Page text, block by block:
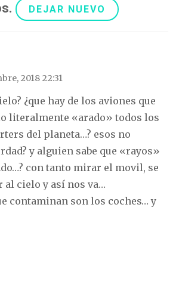
. DEJAR NUEVO
2018 22:31
¿que hay de los aviones que
literalmente «arado» todos los
del planeta…? esos no
y alguien sabe que «rayos»
con tanto mirar el movil, se
cielo y así nos va…
contaminan son los coches… y